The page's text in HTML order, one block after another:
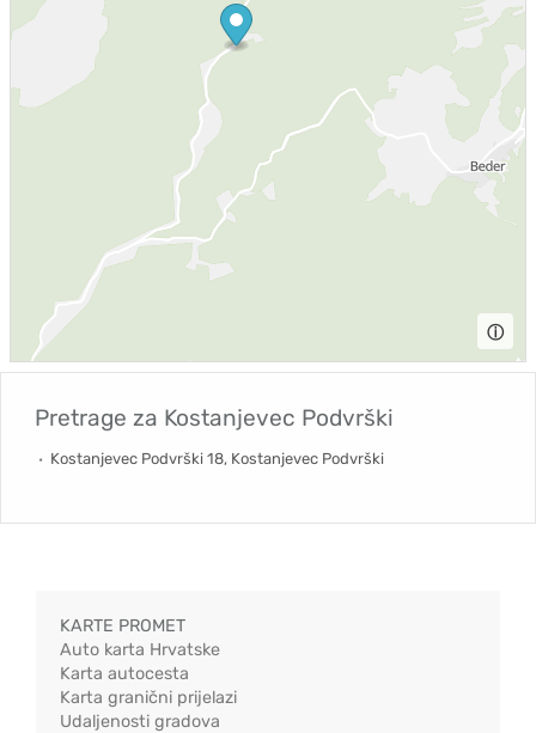
ⓘ
Pretrage za Kostanjevec Podvrški
Kostanjevec Podvrški 18, Kostanjevec Podvrški
KARTE PROMET
Auto karta Hrvatske
Karta autocesta
Karta granični prijelazi
Udaljenosti gradova